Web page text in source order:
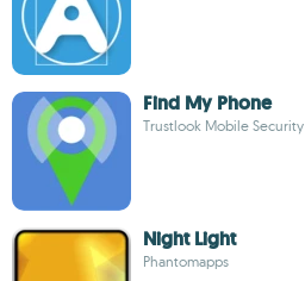
Find My Phone
Trustlook Mobile Security
Night Light
Phantomapps